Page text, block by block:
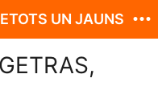
UN JAUNS